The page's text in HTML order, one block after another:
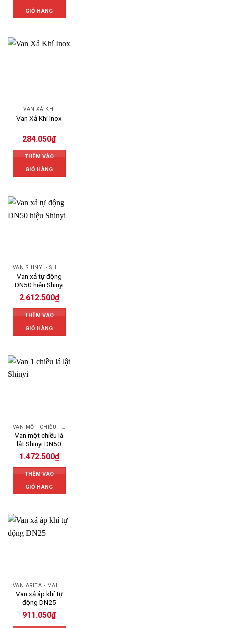
GIỎ HÀNG
VAN XẢ KHÍ
Van Xả Khí Inox
284.050₫
THÊM VÀO
GIỎ HÀNG
VAN SHINYI - SHINYI VALVES
Van xả tự động
DN50 hiệu Shinyi
2.612.500₫
THÊM VÀO
GIỎ HÀNG
Van một chiều lá
lật Shinyi DN50
1.472.500₫
THÊM VÀO
GIỎ HÀNG
Van xả áp khí tự
động DN25
911.050₫